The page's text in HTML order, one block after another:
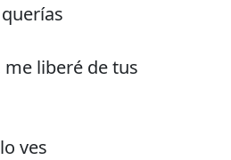
liberé de tus
ves